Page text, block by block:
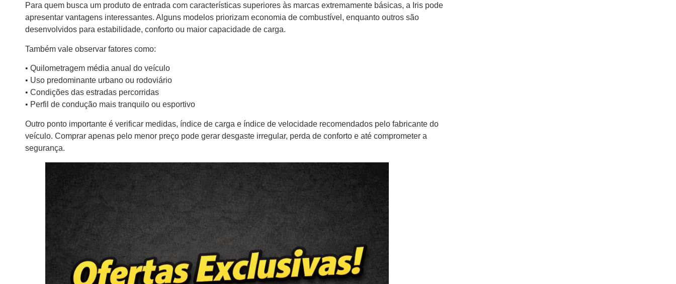
Para quem busca um produto de entrada com características superiores às marcas extremamente básicas, a Iris pode
apresentar vantagens interessantes. Alguns modelos priorizam economia de combustível, enquanto outros são
desenvolvidos para estabilidade, conforto ou maior capacidade de carga.
Também vale observar fatores como:
• Quilometragem média anual do veículo
• Uso predominante urbano ou rodoviário
• Condições das estradas percorridas
• Perfil de condução mais tranquilo ou esportivo
Outro ponto importante é verificar medidas, índice de carga e índice de velocidade recomendados pelo fabricante do
veículo. Comprar apenas pelo menor preço pode gerar desgaste irregular, perda de conforto e até comprometer a
segurança.